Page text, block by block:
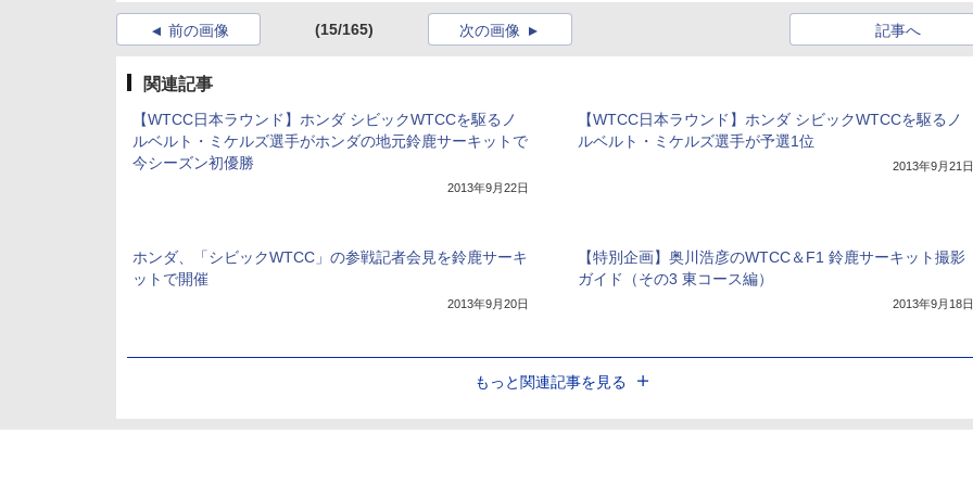
前の画像 (15/165) 記事へ
次の画像
関連記事
【WTCC日本ラウンド】ホンダ シビックWTCCを駆るノ
ルベルト・ミケルズ選手がホンダの地元鈴鹿サーキットで
今シーズン初優勝
2013年9月22日
【WTCC日本ラウンド】ホンダ シビックWTCCを駆るノ
ルベルト・ミケルズ選手が予選1位
2013年9月21日
ホンダ、「シビックWTCC」の参戦記者会見を鈴鹿サーキ
ットで開催
2013年9月20日
【特別企画】奥川浩彦のWTCC＆F1 鈴鹿サーキット撮影
ガイド（その3 東コース編）
2013年9月18日
もっと関連記事を見る